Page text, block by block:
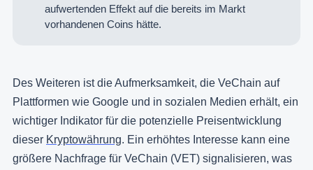
aufwertenden Effekt auf die bereits im Markt
vorhandenen Coins hätte.
Des Weiteren ist die Aufmerksamkeit, die VeChain auf
Plattformen wie Google und in sozialen Medien erhält, ein
wichtiger Indikator für die potenzielle Preisentwicklung
dieser Kryptowährung. Ein erhöhtes Interesse kann eine
größere Nachfrage für VeChain (VET) signalisieren, was